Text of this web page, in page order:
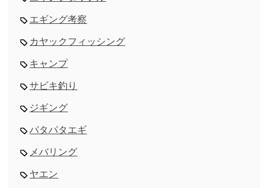
エギング考察
カヤックフィッシング
キャンプ
サビキ釣り
ジギング
パタパタエギ
メバリング
ヤエン